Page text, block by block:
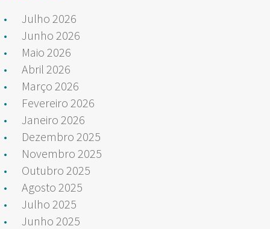
Julho 2026
Junho 2026
Maio 2026
Abril 2026
Março 2026
Fevereiro 2026
Janeiro 2026
Dezembro 2025
Novembro 2025
Outubro 2025
Agosto 2025
Julho 2025
Junho 2025